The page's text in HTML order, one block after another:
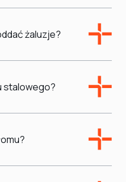
żaluzje?
stalowego?